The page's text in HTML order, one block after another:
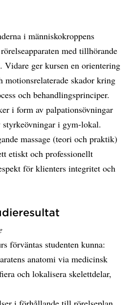
i människokroppens
med tillhörande
ger kursen en orientering
motionsrelaterade skador kring
och behandlingsprinciper.
i form av palpationsövningar
styrkeövningar i gym-lokal.
massage (teori och praktik)
etiskt och professionellt
för klienters integritet och
förväntas studenten kunna:
anatomi via medicinsk
och lokalisera skelettdelar,